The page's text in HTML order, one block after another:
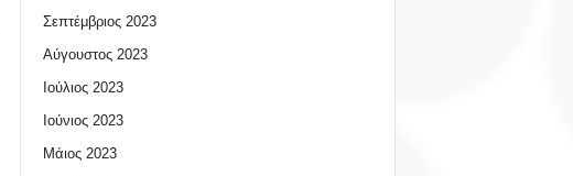
Σεπτέμβριος 2023
Αύγουστος 2023
Ιούλιος 2023
Ιούνιος 2023
Μάιος 2023